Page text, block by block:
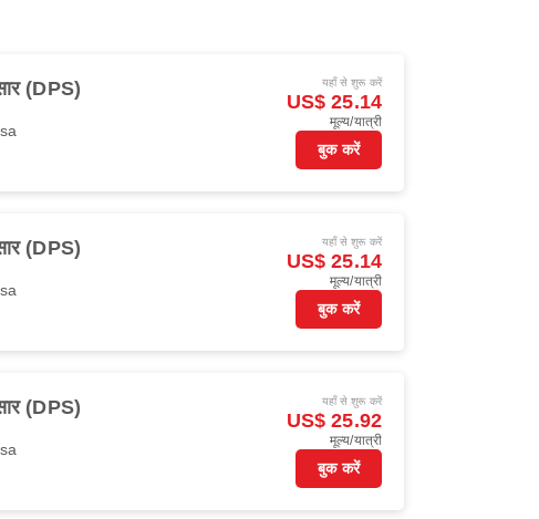
(DPS) यहाँ से शुरू करें
US$ 25.14
मूल्य/यात्री
बुक करें
(DPS) यहाँ से शुरू करें
US$ 25.14
मूल्य/यात्री
बुक करें
(DPS) यहाँ से शुरू करें
US$ 25.92
मूल्य/यात्री
बुक करें